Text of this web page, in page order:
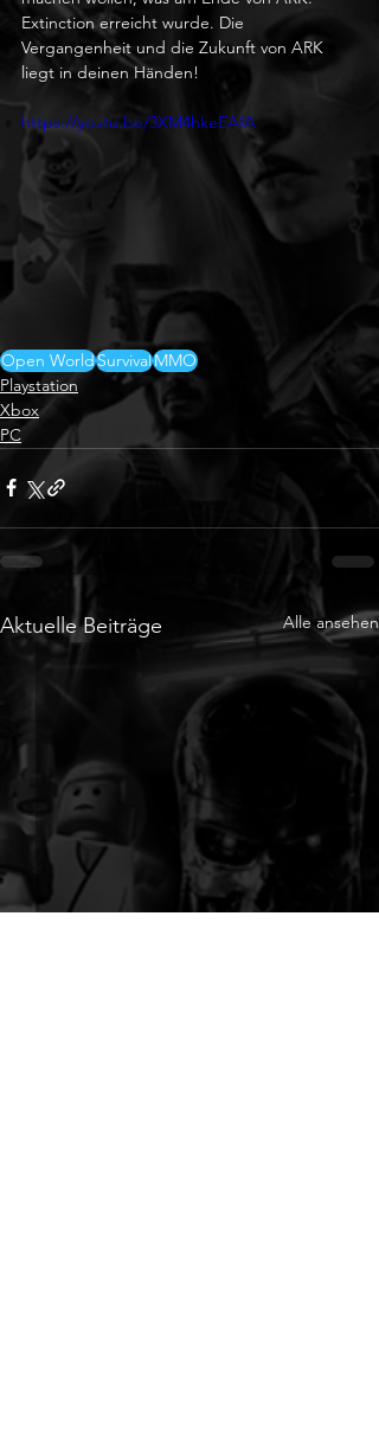
Extinction erreicht wurde. Die
Vergangenheit und die Zukunft von ARK
liegt in deinen Händen!
https://youtu.be/3XM4hkeEAfA
Open WorldSurvivalMMO
Playstation
Xbox
PC
Aktuelle Beiträge Alle ansehen